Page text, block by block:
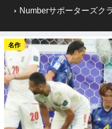
Numberサポーターズク
名作